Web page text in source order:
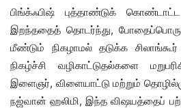
பிங்க்ஃபிஷ் புத்தாண்டுக்
இறந்ததைத் தொடர்ந்து,
மீண்டும் நிகழாமல் தடுக்க
நிகழ்ச்சி வழிகாட்டுதல்களை
இளைஞர், விளையாட்டு மற்றும்
நஜ்வான் ஹலிமி, இந்த விஷயத்தைப்